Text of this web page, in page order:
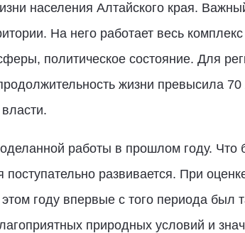
населения Алтайского края.
На него работает весь
политическое состояние. Для
жизни превысила 70
работы в прошлом году. Что
развивается. При
году впервые с того периода был
природных условий и